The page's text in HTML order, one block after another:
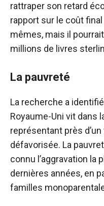
rattraper son retard
rapport sur le coût
mêmes, mais il
millions de livres
La pauvreté
La recherche a
Royaume-Uni vit dans
représentant près
défavorisée. La
connu l’aggravation la
dernières années, en
familles